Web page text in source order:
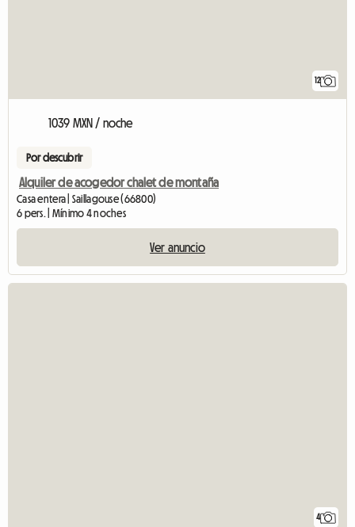
12
1039 MXN / noche
Por descubrir
Alquiler de acogedor chalet de montaña
Casa entera | Saillagouse (66800)
6 pers. | Mínimo 4 noches
Ver anuncio
4